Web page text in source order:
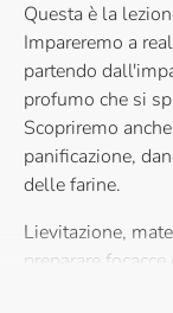
Questa è la
Impareremo a
partendo
profumo che si
Scopriremo
panificazione,
delle farine.
Lievitazione,
preparare